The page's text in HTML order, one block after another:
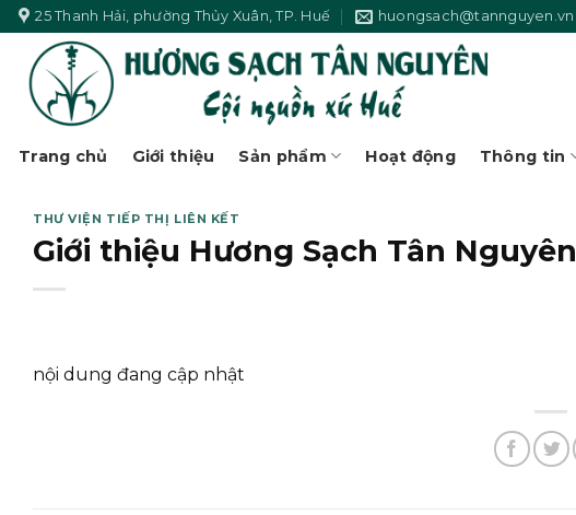
Skip
to
content
25 Thanh Hải, phường Thủy Xuân, TP. Huế huongsach@tannguyen.vn
Trang chủ Giới thiệu Sản phẩm Hoạt động Thông tin
THƯ VIỆN TIẾP THỊ LIÊN KẾT
Giới thiệu Hương Sạch Tân Nguyên
nội dung đang cập nhật